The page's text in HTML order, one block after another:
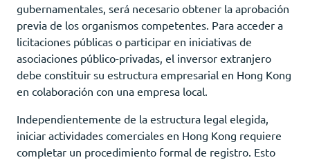
gubernamentales, será necesario obtener la aprobación
previa de los organismos competentes. Para acceder a
licitaciones públicas o participar en iniciativas de
asociaciones público-privadas, el inversor extranjero
debe constituir su estructura empresarial en Hong Kong
en colaboración con una empresa local.
Independientemente de la estructura legal elegida,
iniciar actividades comerciales en Hong Kong requiere
completar un procedimiento formal de registro. Esto